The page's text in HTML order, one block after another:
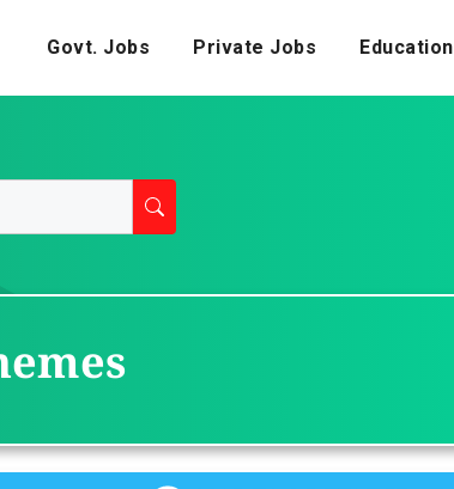
Govt. Jobs Private Jobs Education